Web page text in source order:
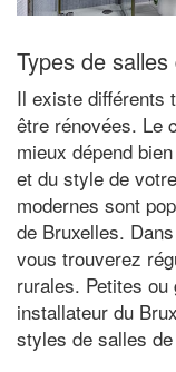
Types de
Il existe différents
être rénovées. Le
mieux dépend
et du style de
modernes sont
de Bruxelles.
vous trouverez
rurales. Petites
installateur du
styles de salles